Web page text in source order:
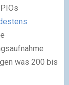
was 200 bis